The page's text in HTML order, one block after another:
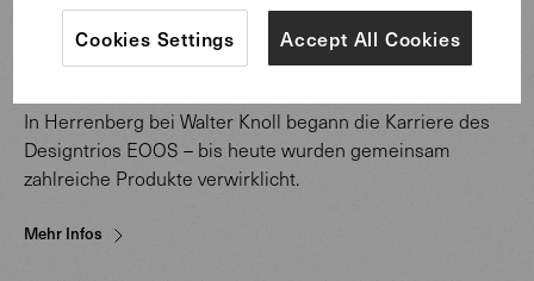
In Herrenberg bei Walter Knoll begann die Karriere des
Designtrios EOOS – bis heute wurden gemeinsam
zahlreiche Produkte verwirklicht.
Mehr Infos
Accept All Cookies
Cookies Settings